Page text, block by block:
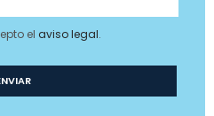
el aviso legal.